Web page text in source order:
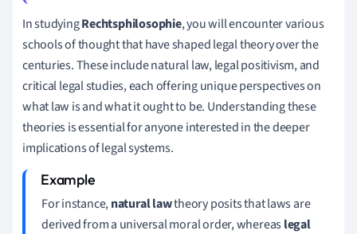
In studyingRechtsphilosophie, you will encounter various
schools of thought that have shaped legal theory over the
centuries. These include natural law, legal positivism, and
critical legal studies, each offering unique perspectives on
what law is and what it ought to be. Understanding these
theories is essential for anyone interested in the deeper
implications of legal systems.
For instance,natural lawtheory posits that laws are
derived from a universal moral order, whereaslegal